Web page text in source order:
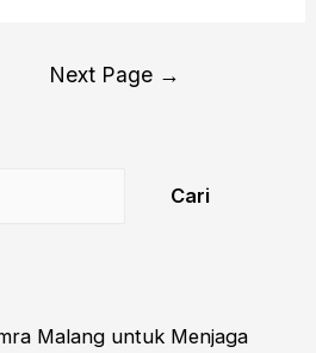
Next Page →
Cari
Malang untuk Menjaga